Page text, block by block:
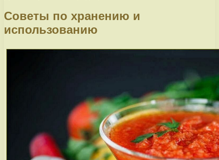
Советы по хранению и
использованию